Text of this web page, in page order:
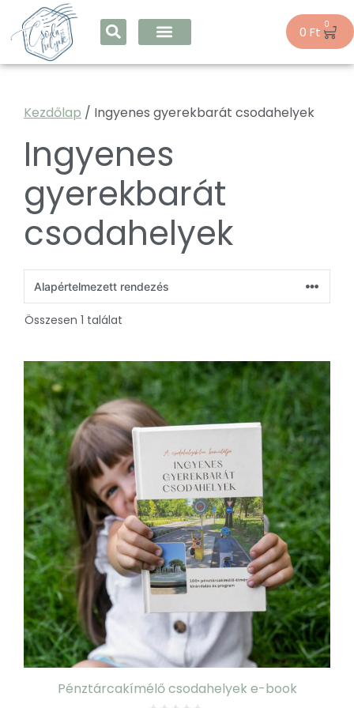
0 Ft 0
Kezdőlap / Ingyenes gyerekbarát csodahelyek
Ingyenes
gyerekbarát
csodahelyek
Összesen 1 találat
Pénztárcakímélő csodahelyek e-book